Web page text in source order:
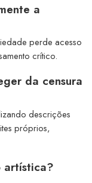
a
perde acesso
crítico.
da censura
descrições
próprios,
artística?